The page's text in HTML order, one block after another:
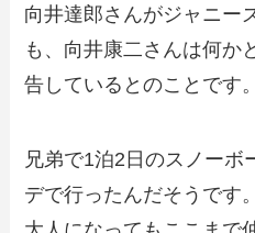
向井達郎さんがジャニー
も、向井康二さんは何か
告しているとのことです。
兄弟で1泊2日のスノーボ
デで行ったんだそうです。